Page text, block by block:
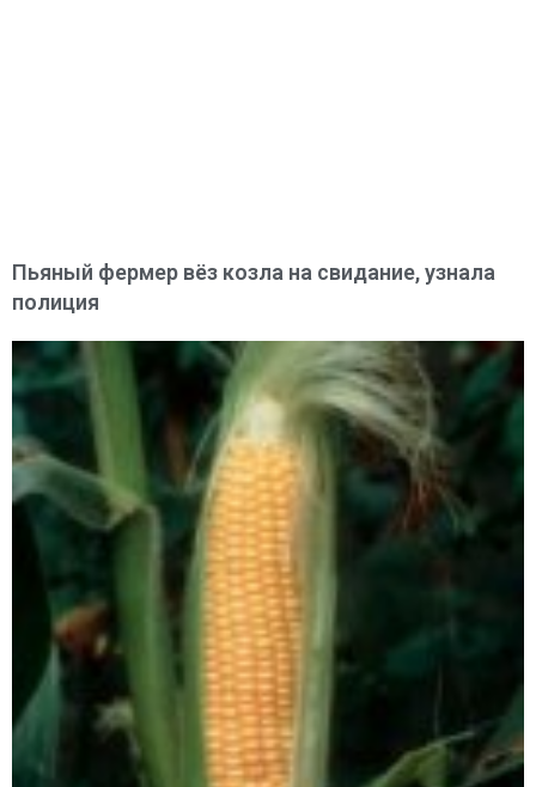
Пьяный фермер вёз козла на свидание, узнала
полиция